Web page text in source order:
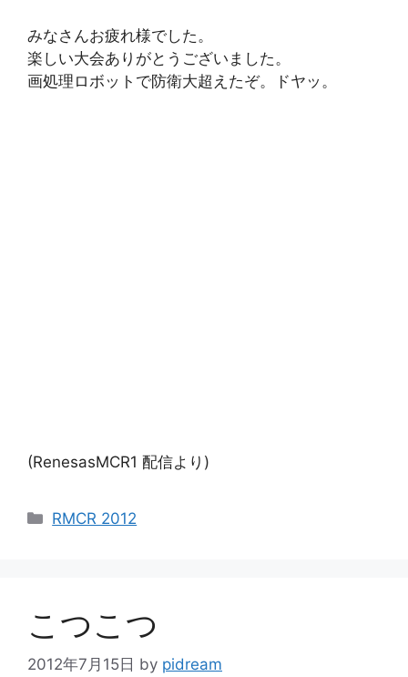
みなさんお疲れ様でした。
楽しい大会ありがとうございました。
画処理ロボットで防衛大超えたぞ。ドヤッ。
(RenesasMCR1 配信より)
カ
RMCR 2012
こつこつ
2012年7月15日 by pidream